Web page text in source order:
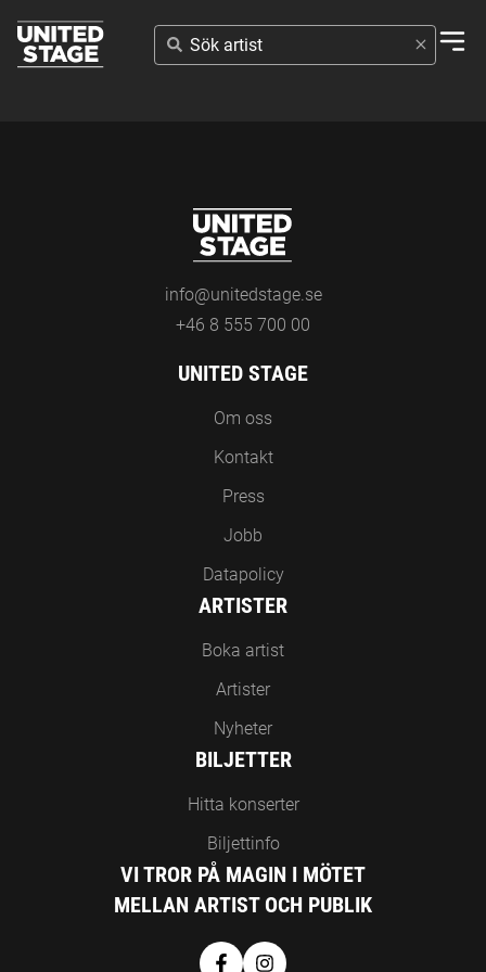
SÖK
ARTIST
info@unitedstage.se
+46 8 555 700 00
UNITED STAGE
Om oss
Kontakt
Press
Jobb
Datapolicy
ARTISTER
Boka artist
Artister
Nyheter
BILJETTER
Hitta konserter
Biljettinfo
VI TROR PÅ MAGIN I MÖTET
MELLAN ARTIST OCH PUBLIK